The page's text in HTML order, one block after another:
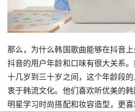
那么，为什么韩国歌曲能够在抖音
抖音的用户年龄和口味有很大关系
十几岁到三十岁之间，这个年龄段
衷于韩流文化。他们喜欢听优美的
明星学习时尚搭配和妆容造型，更